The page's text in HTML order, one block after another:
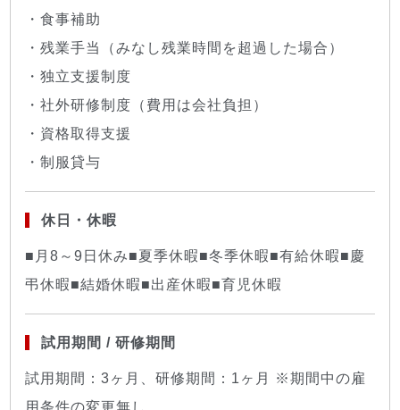
・食事補助
・残業手当（みなし残業時間を超過した場合）
・独立支援制度
・社外研修制度（費用は会社負担）
・資格取得支援
・制服貸与
休日・休暇
■月8～9日休み■夏季休暇■冬季休暇■有給休暇■慶
弔休暇■結婚休暇■出産休暇■育児休暇
試用期間 / 研修期間
試用期間：3ヶ月、研修期間：1ヶ月 ※期間中の雇
用条件の変更無し